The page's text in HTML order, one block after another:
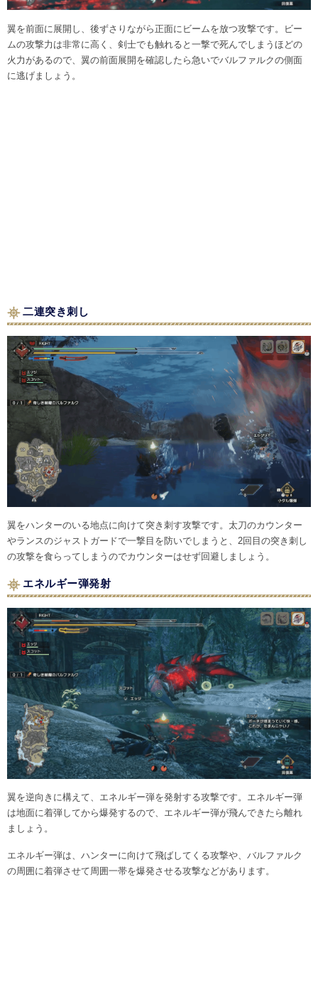
翼を前面に展開し、後ずさりながら正面にビームを放つ攻撃です。ビー
ムの攻撃力は非常に高く、剣士でも触れると一撃で死んでしまうほどの
火力があるので、翼の前面展開を確認したら急いでバルファルクの側面
に逃げましょう。
二連突き刺し
翼をハンターのいる地点に向けて突き刺す攻撃です。太刀のカウンター
やランスのジャストガードで一撃目を防いでしまうと、2回目の突き刺し
の攻撃を食らってしまうのでカウンターはせず回避しましょう。
エネルギー弾発射
翼を逆向きに構えて、エネルギー弾を発射する攻撃です。エネルギー弾
は地面に着弾してから爆発するので、エネルギー弾が飛んできたら離れ
ましょう。
エネルギー弾は、ハンターに向けて飛ばしてくる攻撃や、バルファルク
の周囲に着弾させて周囲一帯を爆発させる攻撃などがあります。